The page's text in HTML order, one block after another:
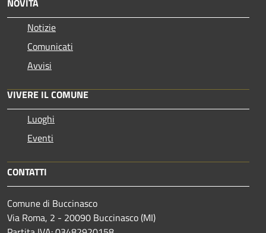
Notizie
Comunicati
Avvisi
VIVERE IL COMUNE
Luoghi
Eventi
CONTATTI
Comune di Buccinasco
Via Roma, 2 - 20090 Buccinasco (MI)